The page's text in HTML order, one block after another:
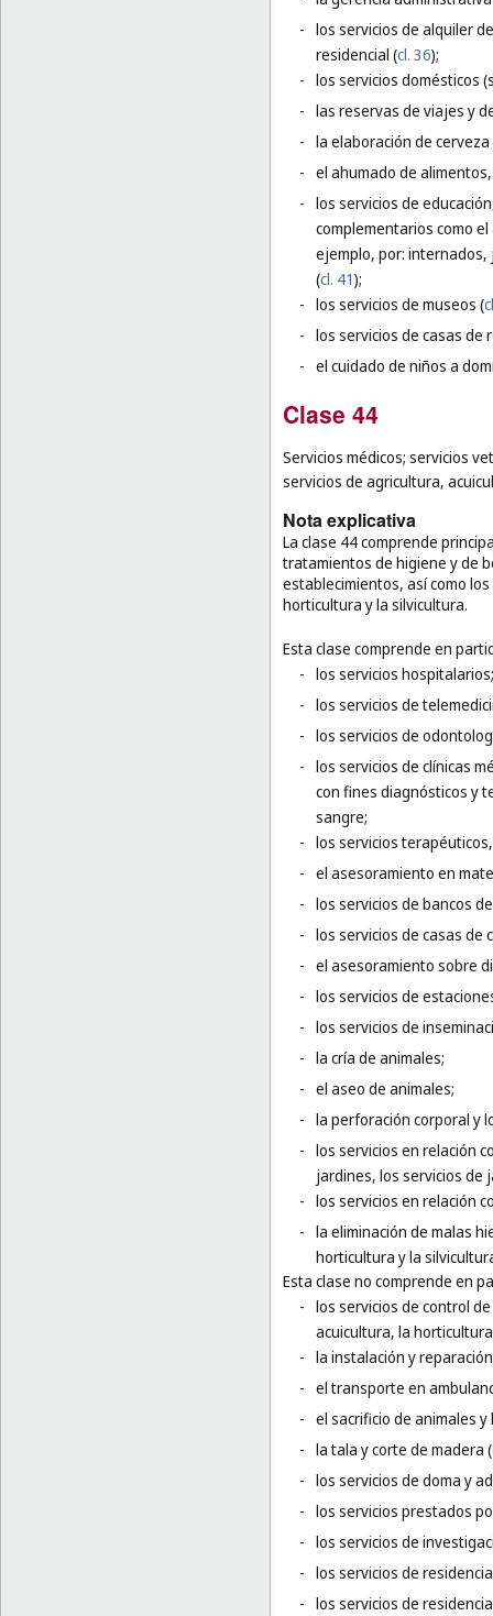
- los servicios de alquiler
residencial (cl. 36);
- los servicios domésticos
- las reservas de viajes y
- la elaboración de
- el ahumado de
- los servicios de
complementarios como
ejemplo, por: internados,
(cl. 41);
- los servicios de museos (
- los servicios de casas de
- el cuidado de niños a
Clase 44
Servicios médicos; servicios
servicios de agricultura,
Nota explicativa
La clase 44 comprende
tratamientos de higiene y de
establecimientos, así como
horticultura y la silvicultura.
Esta clase comprende en
- los servicios hospitalarios;
- los servicios de
- los servicios de
- los servicios de clínicas
con fines diagnósticos y
sangre;
- los servicios
- el asesoramiento en
- los servicios de bancos
- los servicios de casas de
- el asesoramiento sobre
- los servicios de
- los servicios de
- la cría de animales;
- el aseo de animales;
- la perforación corporal y
- los servicios en relación
jardines, los servicios de
- los servicios en relación
- la eliminación de malas
horticultura y la
Esta clase no comprende en
- los servicios de control
acuicultura, la
- la instalación y
- el transporte en
- el sacrificio de animales
- la tala y corte de madera (
- los servicios de doma y
- los servicios prestados
- los servicios de
- los servicios de
- los servicios de